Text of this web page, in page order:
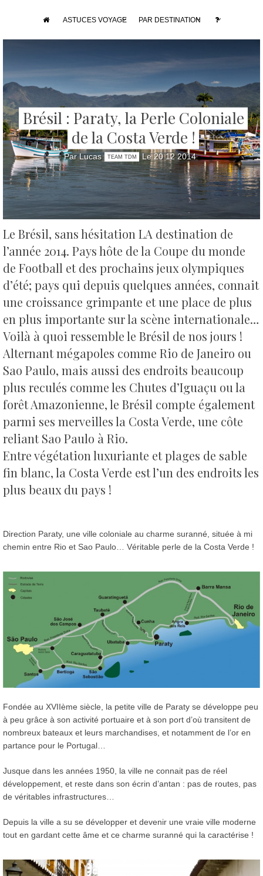
ASTUCES VOYAGE PAR DESTINATION
Brésil : Paraty, la Perle Coloniale
de la Costa Verde !
Par Lucas TEAM TDM Le 20 12 2014
Le Brésil, sans hésitation LA destination de
l’année 2014. Pays hôte de la Coupe du monde
de Football et des prochains jeux olympiques
d’été; pays qui depuis quelques années, connait
une croissance grimpante et une place de plus
en plus importante sur la scène internationale…
Voilà à quoi ressemble le Brésil de nos jours !
Alternant mégapoles comme Rio de Janeiro ou
Sao Paulo, mais aussi des endroits beaucoup
plus reculés comme les Chutes d’Iguaçu ou la
forêt Amazonienne, le Brésil compte également
parmi ses merveilles la Costa Verde, une côte
reliant Sao Paulo à Rio.
Entre végétation luxuriante et plages de sable
fin blanc, la Costa Verde est l’un des endroits les
plus beaux du pays !
Direction Paraty, une ville coloniale au charme suranné, située à mi
chemin entre Rio et Sao Paulo… Véritable perle de la Costa Verde !
Fondée au XVIIème siècle, la petite ville de Paraty se développe peu
à peu grâce à son activité portuaire et à son port d’où transitent de
nombreux bateaux et leurs marchandises, et notamment de l’or en
partance pour le Portugal…
Jusque dans les années 1950, la ville ne connait pas de réel
développement, et reste dans son écrin d’antan : pas de routes, pas
de véritables infrastructures…
Depuis la ville a su se développer et devenir une vraie ville moderne
tout en gardant cette âme et ce charme suranné qui la caractérise !